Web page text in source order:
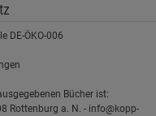
DE-ÖKO-006
Bücher ist:
Rottenburg a. N. - info@kopp-